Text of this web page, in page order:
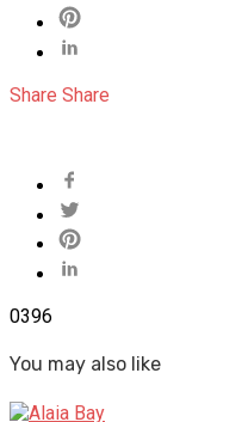
Share Share
0396
You may also like